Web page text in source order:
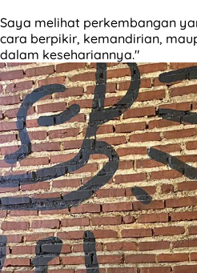
Saya melihat perkembangan
cara berpikir, kemandirian,
dalam kesehariannya."